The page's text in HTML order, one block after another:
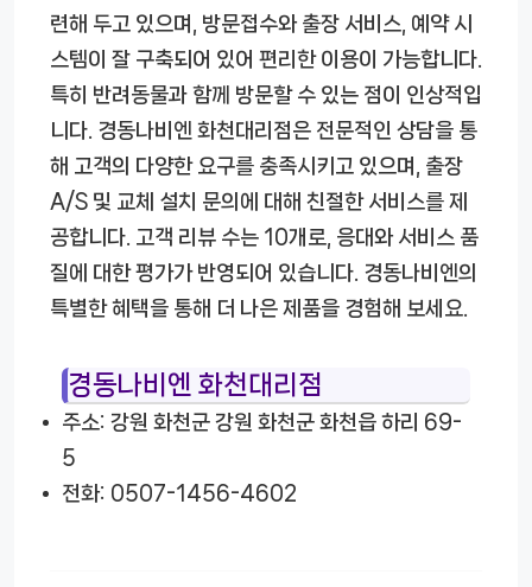
련해 두고 있으며, 방문접수와 출장 서비스, 예약 시
스템이 잘 구축되어 있어 편리한 이용이 가능합니다.
특히 반려동물과 함께 방문할 수 있는 점이 인상적입
니다. 경동나비엔 화천대리점은 전문적인 상담을 통
해 고객의 다양한 요구를 충족시키고 있으며, 출장
A/S 및 교체 설치 문의에 대해 친절한 서비스를 제
공합니다. 고객 리뷰 수는 10개로, 응대와 서비스 품
질에 대한 평가가 반영되어 있습니다. 경동나비엔의
특별한 혜택을 통해 더 나은 제품을 경험해 보세요.
경동나비엔 화천대리점
주소: 강원 화천군 강원 화천군 화천읍 하리 69-
5
전화: 0507-1456-4602